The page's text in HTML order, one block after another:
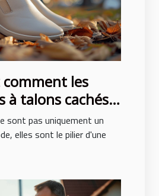
comment les
à talons cachés
votre
sont pas uniquement un
elles sont le pilier d'une